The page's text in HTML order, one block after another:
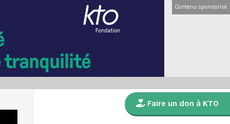
Contenu sponsorisé
Faire un don à KTO